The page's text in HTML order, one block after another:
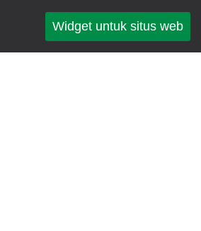
Widget untuk situs web